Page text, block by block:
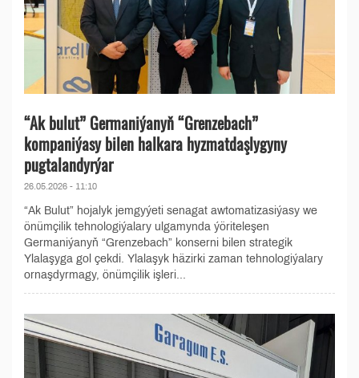
“Ak bulut” Germaniýanyň “Grenzebach”
kompaniýasy bilen halkara hyzmatdaşlygyny
pugtalandyrýar
26.05.2026 - 11:10
“Ak Bulut” hojalyk jemgyýeti senagat awtomatizasiýasy we
önümçilik tehnologiýalary ulgamynda ýöriteleşen
Germaniýanyň “Grenzebach” konserni bilen strategik
Ylalaşyga gol çekdi. Ylalaşyk häzirki zaman tehnologiýalary
ornaşdyrmagy, önümçilik işleri...